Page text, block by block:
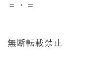
＝・＝
無断転載禁止